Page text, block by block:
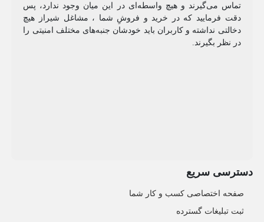
تماس می‌گیرند و هیچ واسطه‌ای در این میان وجود ندارد، پس
دقت فرمایید که در خرید و فروشِ شما ، مشاغل شیراز هیچ
دخالتی نداشته و کاربران باید خودشان جنبه‌های مختلف امنیتی را
در نظر بگیرند.
دسترسی سریع
صفحه اختصاصی کسب و کار شما
ثبت تبلیغات گسترده